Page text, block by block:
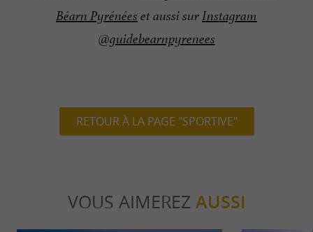
Béarn Pyrénées et aussi surInstagram
@guidebearnpyrenees
RETOUR À LA PAGE "SPORTIVE"
VOUS AIMEREZ AUSSI